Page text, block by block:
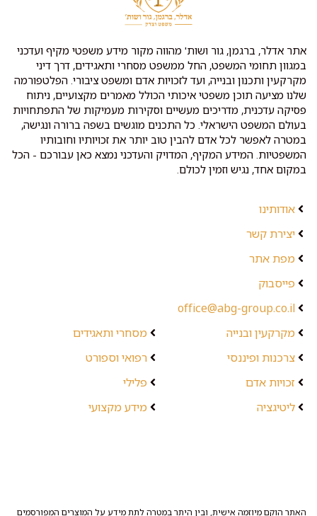
אתר אדלר, ברגמן, גור ושות' מהווה מקור מידע משפטי מקיף ועדכני
במגוון תחומי המשפט, החל ממשפט מסחרי ותאגידים, דרך דיני
מקרקעין ותכנון ובנייה, ועד לזכויות אדם ומשפט ציבורי. הפלטפורמה
שלנו מציעה תוכן משפטי איכותי הכולל מאמרים מקצועיים, ניתוח
פסיקה עדכנית, מדריכים מעשיים וסקירות מעמיקות של התפתחויות
בעולם המשפט הישראלי. כל התכנים מוגשים בשפה ברורה ונגישה,
במטרה לאפשר לכל אדם להבין טוב יותר את זכויותיו וחובותיו
המשפטיות. המידע המקיף, המדויק והעדכני נמצא כאן עבורכם - הכל
במקום אחד, נגיש וזמין לכולם.
אודותינו
יצירת קשר
מפת אתר
פייסבוק
office@abg-group.co.il
מקרקעין ובנייה
צרכנות ופיננסי
זכויות אדם
ליטיגציה
מסחרי ותאגידים
רפואי וספורט
פלילי
מידע מקצועי
האתר הוקם מיוזמה אישית, ובין היתר במטרה לתת מידע על המוצרים המפורסמים